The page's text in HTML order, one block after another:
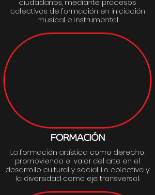
ciudadanos, mediante procesos
colectivos de formación en iniciación
musical e instrumental
FORMACIÓN
La formación artística como derecho,
promoviendo el valor del arte en el
desarrollo cultural y social. Lo colectivo y
la diversidad como eje transversal.